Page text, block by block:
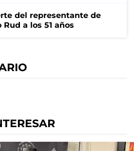
del representante de
a los 51 años